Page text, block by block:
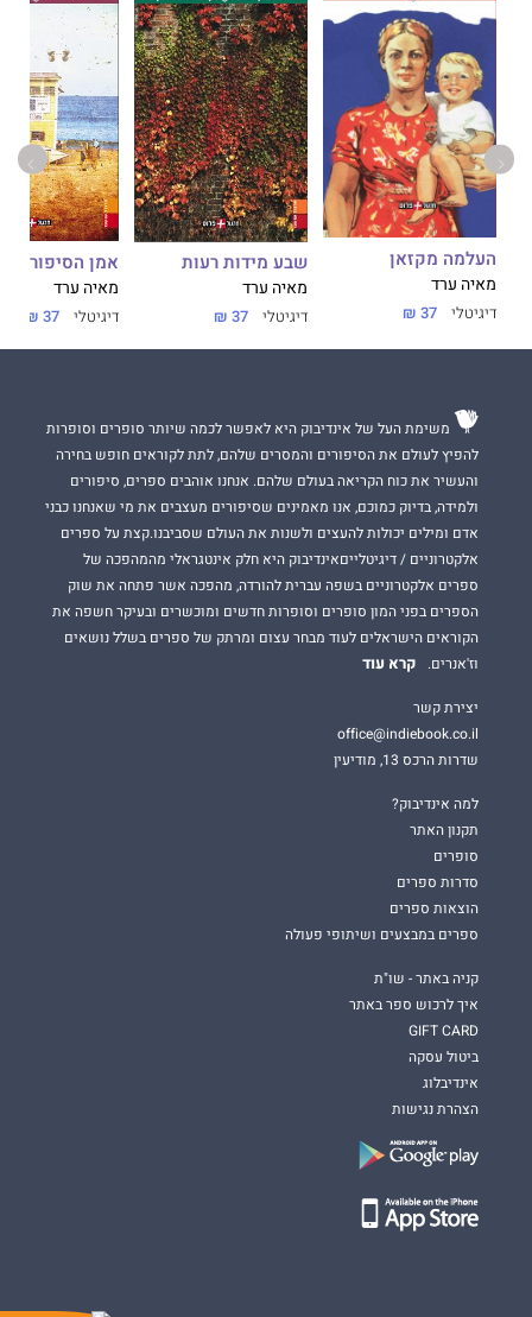
העלמה מקזאן
מאיה ערד
דיגיטלי 37 ₪
שבע מידות רעות
מאיה ערד
דיגיטלי 37 ₪
אמן הסיפור
מאיה ערד
דיגיטלי 37 ₪
משימת העל של אינדיבוק היא לאפשר לכמה שיותר סופרים וסופרות
להפיץ לעולם את הסיפורים והמסרים שלהם, לתת לקוראים חופש בחירה
והעשיר את כוח הקריאה בעולם שלהם. אנחנו אוהבים ספרים, סיפורים
ולמידה, בדיוק כמוכם, אנו מאמינים שסיפורים מעצבים את מי שאנחנו כבני
אדם ומילים יכולות להעצים ולשנות את העולם שסביבנו.קצת על ספרים
אלקטרוניים / דיגיטלייםאינדיבוק היא חלק אינטגראלי מהמהפכה של
ספרים אלקטרוניים בשפה עברית להורדה, מהפכה אשר פתחה את שוק
הספרים בפני המון סופרים וסופרות חדשים ומוכשרים ובעיקר חשפה את
הקוראים הישראלים לעוד מבחר עצום ומרתק של ספרים בשלל נושאים
וז'אנרים.
קרא עוד
יצירת קשר
office@indiebook.co.il
שדרות הרכס 13, מודיעין
למה אינדיבוק?
תקנון האתר
סופרים
סדרות ספרים
הוצאות ספרים
ספרים במבצעים ושיתופי פעולה
קניה באתר - שו"ת
איך לרכוש ספר באתר
GIFT CARD
ביטול עסקה
אינדיבלוג
הצהרת נגישות